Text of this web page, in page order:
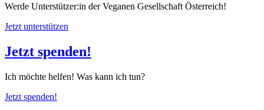
Werde Unterstützer:in der Veganen Gesellschaft Österreich!
Jetzt unterstützen
Jetzt spenden!
Ich möchte helfen! Was kann ich tun?
Jetzt spenden!